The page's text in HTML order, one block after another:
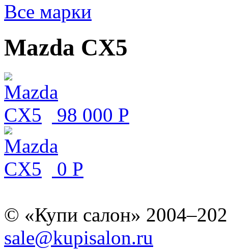
Все марки
Mazda CX5
98 000 Р
0 Р
© «Купи салон»
sale@kupisalon.ru